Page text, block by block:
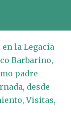
la Legacia
Barbarino,
padre
desde
Visitas,